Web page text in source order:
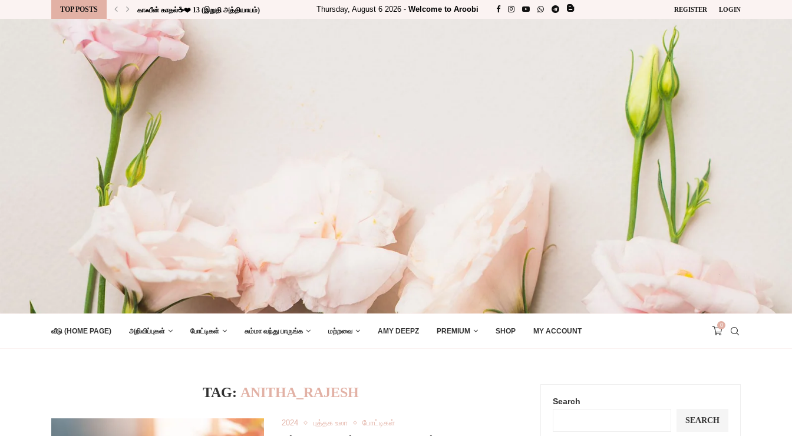
TOP POSTS காஃபீன் காதல்☕❤️ 13 (இறுதி அத்தியாயம்) Thursday, August 6 2026 - Welcome to Aroobi REGISTER LOGIN
வீடு (HOME PAGE) அறிவிப்புகள் போட்டிகள் சும்மா வந்து பாருங்க மற்றவை AMY DEEPZ PREMIUM SHOP MY ACCOUNT
0
TAG: ANITHA_RAJESH
2024 புத்தக உலா போட்டிகள்
Search
SEARCH